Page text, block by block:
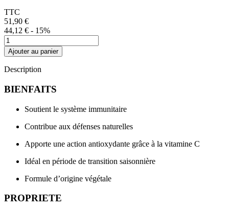
TTC
51,90 €
44,12 € - 15%
Ajouter au panier
Description
BIENFAITS
Soutient le système immunitaire
Contribue aux défenses naturelles
Apporte une action antioxydante grâce à la vitamine C
Idéal en période de transition saisonnière
Formule d’origine végétale
PROPRIETE